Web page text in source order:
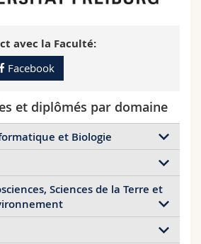
avec la Faculté:
Facebook
et diplômés par domaine
et Biologie
diplômés de Master en
Network Inference from Single-
diplômés de Master en
Sciences de la Terre et
diplômés de Master en